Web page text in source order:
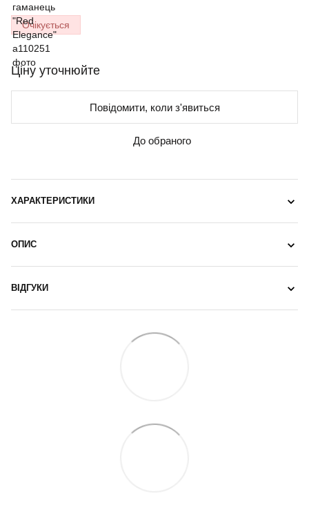
Очікується
Ціну уточнюйте
Повідомити, коли з'явиться
До обраного
ХАРАКТЕРИСТИКИ
ОПИС
ВІДГУКИ